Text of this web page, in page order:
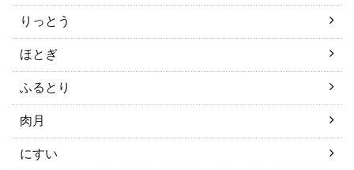
りっとう
ほとぎ
ふるとり
肉月
にすい